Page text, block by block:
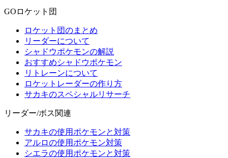
GOロケット団
ロケット団のまとめ
リーダーについて
シャドウポケモンの解説
おすすめシャドウポケモン
リトレーンについて
ロケットレーダーの作り方
サカキのスペシャルリサーチ
リーダー/ボス関連
サカキの使用ポケモンと対策
アルロの使用ポケモン対策
シエラの使用ポケモンと対策